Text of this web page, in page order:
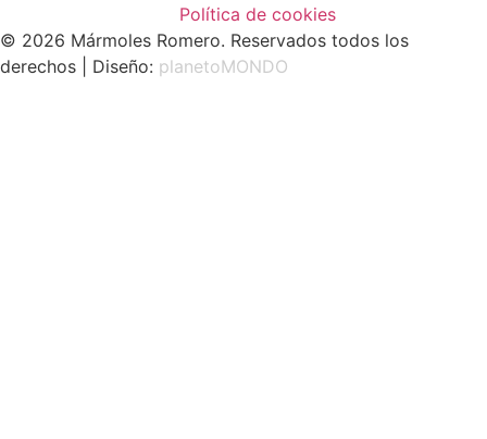
Política de cookies
© 2026 Mármoles Romero. Reservados todos los
derechos | Diseño: planetoMONDO